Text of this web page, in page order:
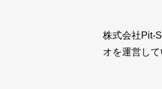
株式会社Pit-
オを運営して